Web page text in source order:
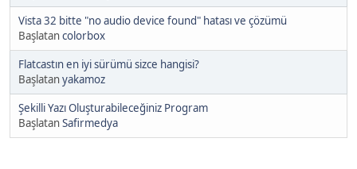
Vista 32 bitte "no audio device found" hatası ve çözümü
Başlatancolorbox
Flatcastın en iyi sürümü sizce hangisi?
Başlatanyakamoz
Şekilli Yazı Oluşturabileceğiniz Program
BaşlatanSafirmedya